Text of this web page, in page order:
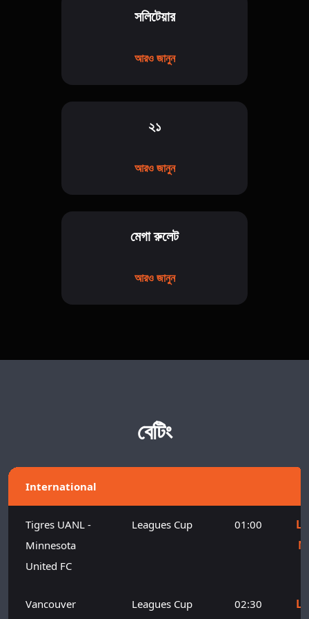
সলিটেয়ার
আরও জানুন
২১
আরও জানুন
মেগা রুলেট
আরও জানুন
বেটিং
International
Tigres UANL -
Minnesota
United FC
Leagues Cup 01:00
Vancouver
Leagues Cup 02:30